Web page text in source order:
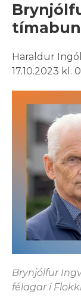
Haraldur
17.10.2023 kl.
Brynjólfur
félagar í